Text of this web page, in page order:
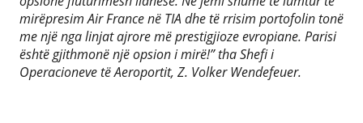
mirëpresim Air France në TIA dhe të rrisim portofolin tonë
me një nga linjat ajrore më prestigjioze evropiane. Parisi
është gjithmonë një opsion i mirë!” tha Shefi i
Operacioneve të Aeroportit, Z. Volker Wendefeuer.